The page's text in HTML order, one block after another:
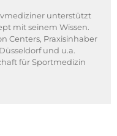
unterstützt
mit seinem Wissen.
Centers, Praxisinhaber
und u.a.
für Sportmedizin